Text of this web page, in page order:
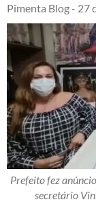
Pimenta Blog - 27
Prefeito fez
secretário